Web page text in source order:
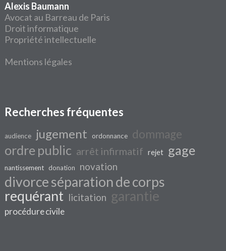
Alexis Baumann
Avocat au Barreau de Paris
Droit informatique
Propriété intellectuelle
Mentions légales
Recherches fréquentes
audience jugement ordonnance dommage
ordre public arrêt infirmatif rejet gage
nantissement donation novation
divorce séparation de corps
requérant licitation garantie
procédure civile